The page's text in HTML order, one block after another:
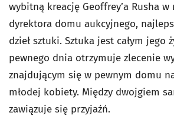
wybitną kreację Geoffrey’a Rusha w
dyrektora domu aukcyjnego,
dzieł sztuki. Sztuka jest całym jego
pewnego dnia otrzymuje zlecenie
znajdującym się w pewnym domu
młodej kobiety. Między dwojgiem
zawiązuje się przyjaźń.